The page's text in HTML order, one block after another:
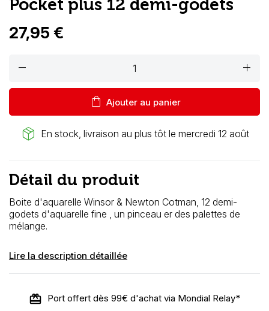
Pocket plus 12 demi-godets
27,95 €
remove add
shopping_bag Ajouter au panier
package_2 En stock, livraison au plus tôt le mercredi 12 août
Détail du produit
Boite d'aquarelle Winsor & Newton Cotman, 12 demi-
godets d'aquarelle fine , un pinceau er des palettes de
mélange.
Lire la description détaillée
Port offert dès 99€ d'achat via Mondial Relay*